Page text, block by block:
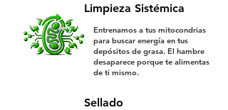
Limpieza Sistémica
Entrenamos a tus mitocondrias
para buscar energía en tus
depósitos de grasa. El hambre
desaparece porque te alimentas
de ti mismo.
Sellado